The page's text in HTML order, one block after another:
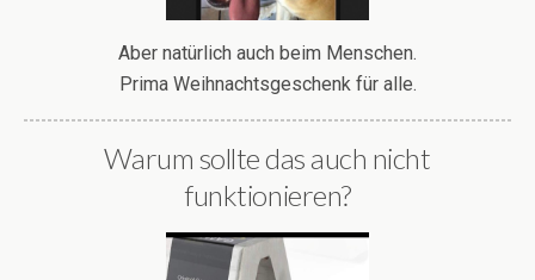
Aber natürlich auch beim Menschen.
Prima Weihnachtsgeschenk für alle.
Warum sollte das auch nicht
funktionieren?